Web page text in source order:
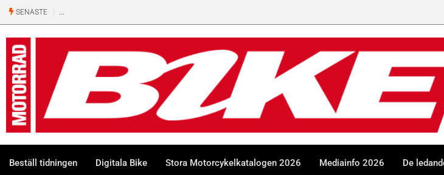
SENASTE
Beställ tidningen Digitala Bike Stora Motorcykelkatalogen 2026 Mediainfo 2026 De